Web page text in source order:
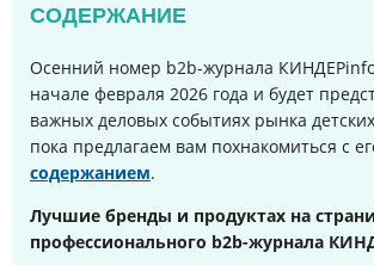
СОДЕРЖАНИЕ
Осенний номер b2b-журнала
начале февраля 2026 года и будет
важных деловых событиях рынка
пока предлагаем вам похнакомиться с
содержанием.
Лучшие бренды и продуктах на
профессионального b2b-журнала